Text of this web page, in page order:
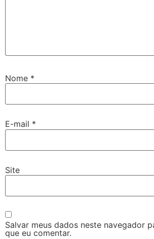
Nome *
E-mail *
Site
Salvar meus dados neste navegador
que eu comentar.